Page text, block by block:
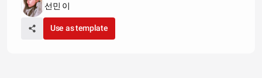
선민 이
Use as template